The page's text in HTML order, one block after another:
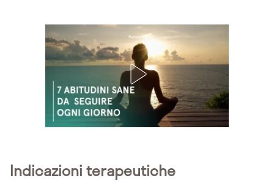
Indicazioni terapeutiche